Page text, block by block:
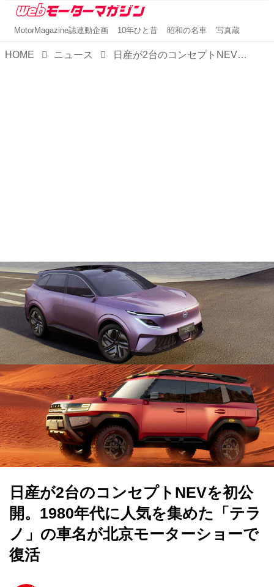
MotorMagazine誌連動企画 10年ひと昔 昭和の名車 写真蔵
HOME ニュース 日産が2台のコンセプトNEVを初公開。1980年代に人気を集めた「テラノ」の車名が北京モーターショーで復活
日産が2台のコンセプトNEVを初公
開。1980年代に人気を集めた「テラ
ノ」の車名が北京モーターショーで
復活